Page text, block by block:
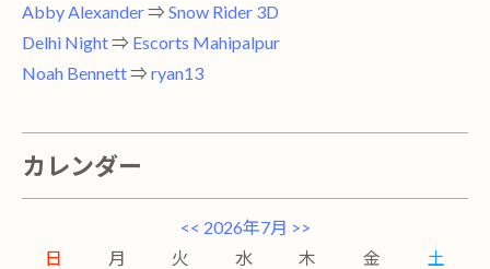
Abby Alexander⇒ Snow Rider 3D
Delhi Night⇒ Escorts Mahipalpur
Noah Bennett⇒ ryan13
カレンダー
<< 2026年7月 >>
日
月 火 水 木 金
土